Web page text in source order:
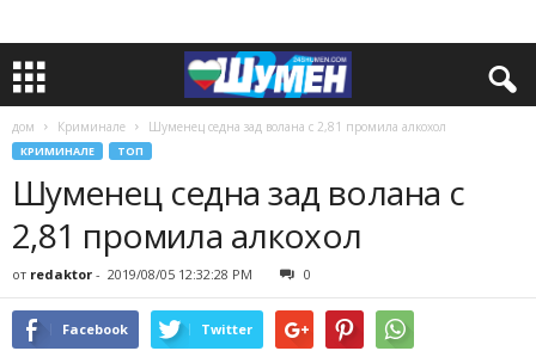
дом Криминале Шуменец седна зад волана с 2,81 промила алкохол
КРИМИНАЛЕ ТОП
Шуменец седна зад волана с
2,81 промила алкохол
от redaktor - 2019/08/05 12:32:28 PM 0
Facebook Twitter